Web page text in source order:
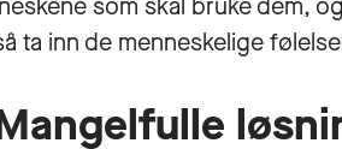
som skal bruke dem,
ta inn de menneskelige